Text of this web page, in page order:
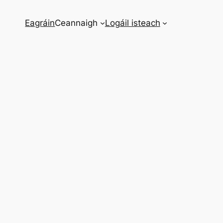
EagráinCeannaigh Logáil isteach